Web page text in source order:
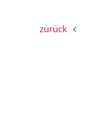
zurück